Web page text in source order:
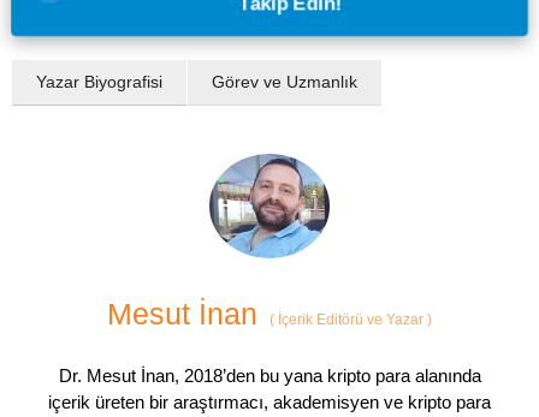
Yazar Biyografisi Görev ve Uzmanlık
Mesut İnan ( İçerik Editörü ve Yazar )
Dr. Mesut İnan, 2018’den bu yana kripto para alanında
içerik üreten bir araştırmacı, akademisyen ve kripto para